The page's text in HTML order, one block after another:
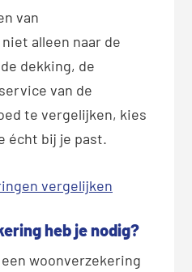
van
alleen naar de
dekking, de
van de
te vergelijken, kies
écht bij je past.
vergelijken
heb je nodig?
woonverzekering